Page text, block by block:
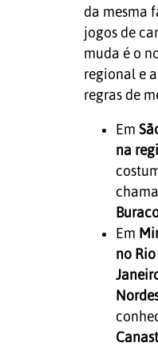
da mesma
jogos de
muda é o
regional e
regras de
Em
na
Em
no